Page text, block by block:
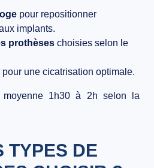
pour repositionner
implants.
prothèses choisies selon le
pour une cicatrisation optimale.
moyenne 1h30 à 2h selon la
TYPES DE